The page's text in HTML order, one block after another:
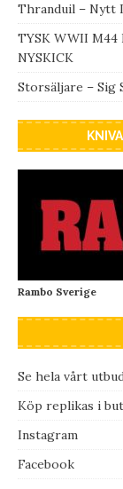
Thranduil – Nytt
TYSK WWII M44
NYSKICK
Storsäljare – Sig
Rambo Sverige
Se hela vårt
Köp replikas i
Instagram
Facebook